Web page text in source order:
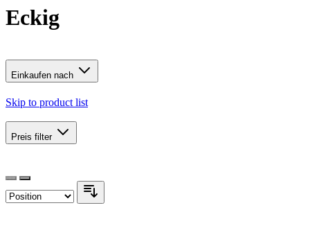
Eckig
Einkaufen nach
Skip to product list
Preis filter